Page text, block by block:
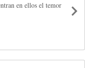
en ellos el temor